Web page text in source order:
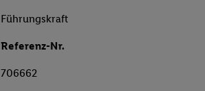
Führungskraft
Referenz-Nr.
706662